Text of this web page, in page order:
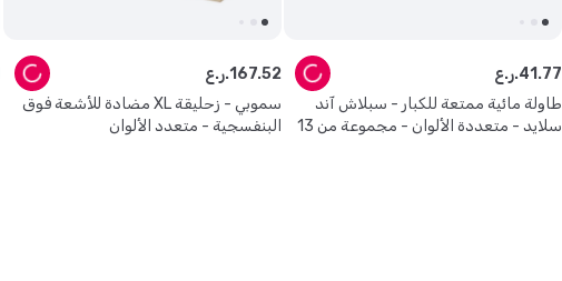
طاولة مائية ممتعة للكبار - سبلاش آند
سلايد - متعددة الألوان - مجموعة من 13
ر.ع.41 .77
سموبي - زحليقة XL مضادة للأشعة فوق
البنفسجية - متعدد الألوان
ر.ع.167.52